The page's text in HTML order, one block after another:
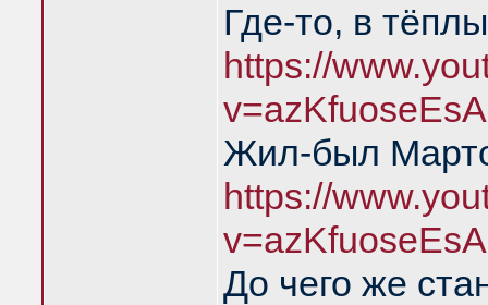
Где-то, в
https://
Жил-был
https://
До чего же